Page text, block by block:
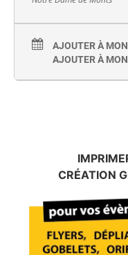
AJOUTER À
AJOUTER À
CRÉATION